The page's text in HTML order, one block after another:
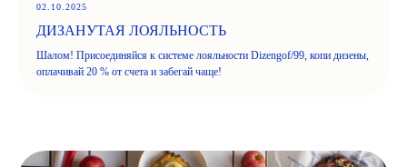
02.10.2025
ДИЗАНУТАЯ ЛОЯЛЬНОСТЬ
Шалом! Присоединяйся к системе лояльности Dizengof/99, копи дизены,
оплачивай 20 % от счета и забегай чаще!